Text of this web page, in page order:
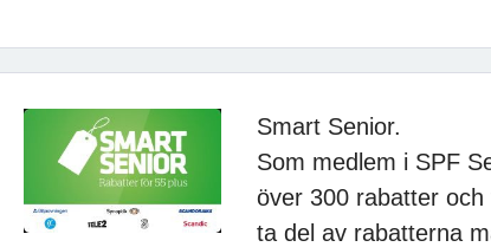
Smart Senior.
Som medlem i SPF
över 300 rabatter
ta del av rabatterna